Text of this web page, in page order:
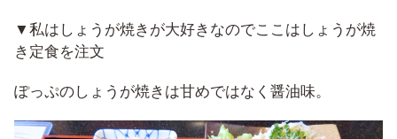
▼私はしょうが焼きが大好きなのでここはしょうが焼
き定食を注文
ぽっぷのしょうが焼きは甘めではなく醤油味。